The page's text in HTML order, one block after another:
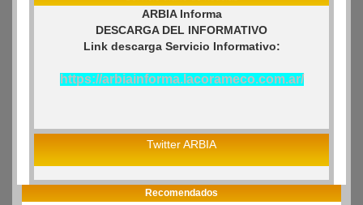
ARBIA Informa
DESCARGA DEL INFORMATIVO
Link descarga Servicio Informativo:
https://arbiainforma.lacorameco.com.ar/
Twitter ARBIA
Recomendados